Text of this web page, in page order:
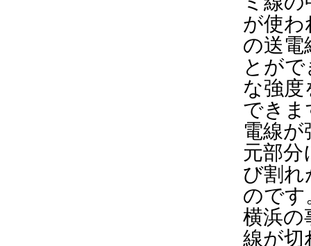
が使わ
の送電
とが
な強度
できま
電線
元部
び割れ
のです
横浜の
線が切